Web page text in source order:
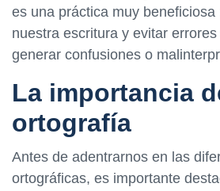
es una práctica muy beneficiosa
nuestra escritura y evitar
generar confusiones o
La importancia
ortografía
Antes de adentrarnos en las
ortográficas, es importante